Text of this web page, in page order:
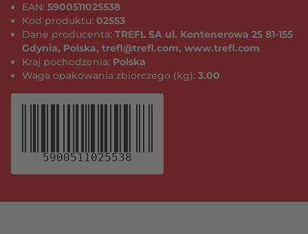
EAN: 5900511025538
Kod produktu: 02553
Dane producenta: TREFL SA ul. Kontenerowa 25 81-155
Gdynia, Polska, trefl@trefl.com, www.trefl.com
Kraj pochodzenia: Polska
Waga opakowania zbiorczego (kg): 3.00
5900511025538